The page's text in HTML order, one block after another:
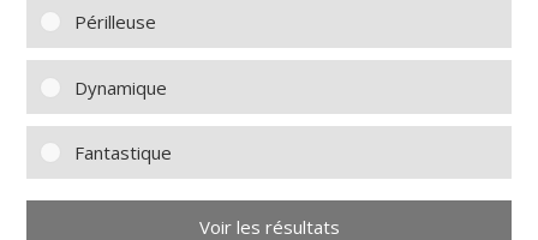
Périlleuse
Dynamique
Fantastique
Voir les résultats